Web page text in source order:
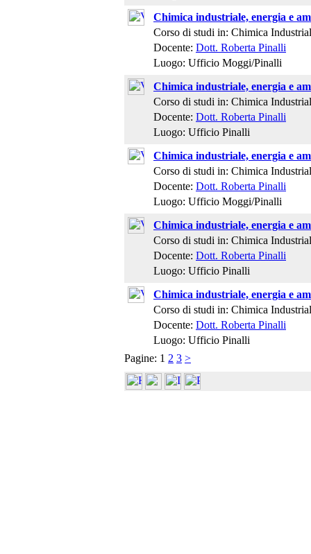
Chimica industriale, energia e
Corso di studi in: Chimica
Docente: Dott. Roberta Pinalli
Luogo: Ufficio Moggi/Pinalli
Chimica industriale, energia e
Corso di studi in: Chimica
Docente: Dott. Roberta Pinalli
Luogo: Ufficio Pinalli
Chimica industriale, energia e
Corso di studi in: Chimica
Docente: Dott. Roberta Pinalli
Luogo: Ufficio Moggi/Pinalli
Chimica industriale, energia e
Corso di studi in: Chimica
Docente: Dott. Roberta Pinalli
Luogo: Ufficio Pinalli
Chimica industriale, energia e
Corso di studi in: Chimica
Docente: Dott. Roberta Pinalli
Luogo: Ufficio Pinalli
Pagine: 1 2 3 >